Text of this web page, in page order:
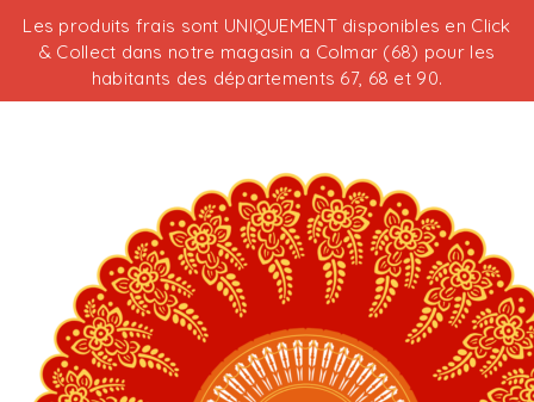
Les produits frais sont UNIQUEMENT disponibles en Click
& Collect dans notre magasin a Colmar (68) pour les
habitants des départements 67, 68 et 90.